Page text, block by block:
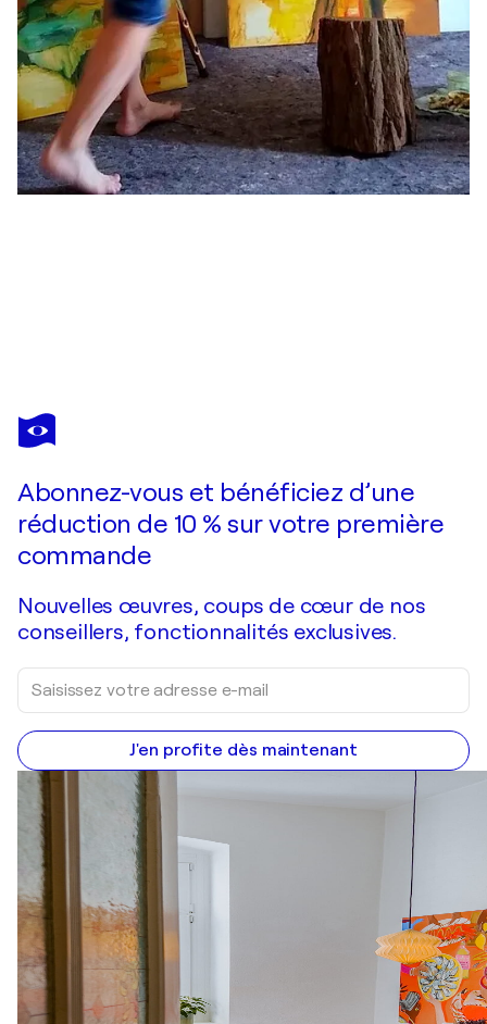
JÖRG KUPLENS
At the End of the Road
Abonnez-vous et bénéficiez d’une
réduction de 10 % sur votre première
commande
Nouvelles œuvres, coups de cœur de nos
conseillers, fonctionnalités exclusives.
J'en profite dès maintenant